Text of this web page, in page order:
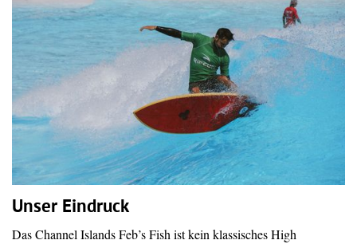
Unser Eindruck
Das Channel Islands Feb’s Fish ist kein klassisches High